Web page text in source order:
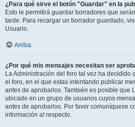
¿Para qué sirve el botón "Guardar" en la
Esto le permitirá guardar borradores que
tarde. Para recargar un borrador guardado,
Usuario.
Arriba
¿Por qué mis mensajes necesitan ser
La Administración del foro tal vez ha decidido
el foro, en el que estas intentando publicar
antes de aprobarlos. También es posible que
ubicado en un grupo de usuarios cuyos
antes de aprobarlos. Por favor comuníquese
información al respecto.